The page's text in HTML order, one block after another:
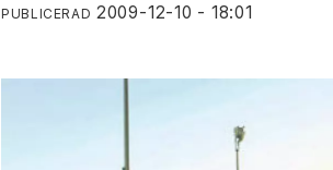
PUBLICERAD 2009-12-10 - 18:01